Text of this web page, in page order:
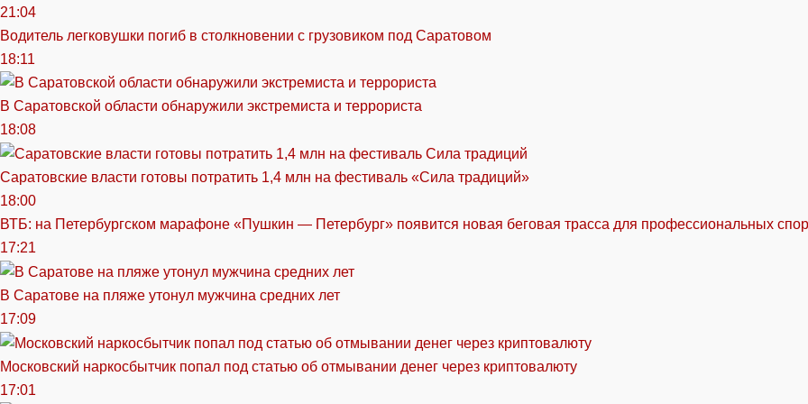
21:04
Водитель легковушки погиб в столкновении с грузовиком под Саратовом
18:11
В Саратовской области обнаружили экстремиста и террориста
18:08
Саратовские власти готовы потратить 1,4 млн на фестиваль «Сила традиций»
18:00
ВТБ: на Петербургском марафоне «Пушкин — Петербург» появится новая беговая трасса для профессиональных
17:21
В Саратове на пляже утонул мужчина средних лет
17:09
Московский наркосбытчик попал под статью об отмывании денег через криптовалюту
17:01